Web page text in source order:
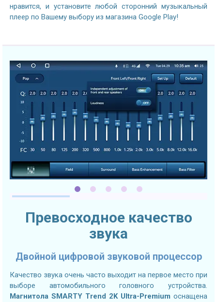
нравится, и установите любой сторонний музыкальный
плеер по Вашему выбору из магазина Google Play!
Превосходное качество
звука
Двойной цифровой звуковой процессор
Качество звука очень часто выходит на первое место при
выборе автомобильного головного устройства.
Магнитола SMARTY Trend 2K Ultra-Premium оснащена